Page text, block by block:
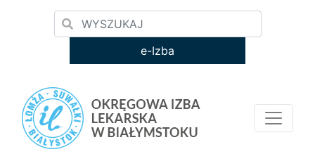
e-Izba